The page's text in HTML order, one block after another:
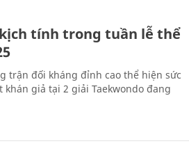
tính trong tuần lễ thể
trận đối kháng đỉnh cao thể hiện sức
giả tại 2 giải Taekwondo đang